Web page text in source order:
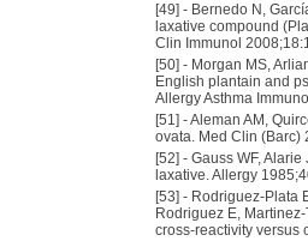
[49] - Bernedo N,
laxative compound
Clin Immunol
[50] - Morgan MS,
English plantain and
Allergy Asthma
[51] -Aleman AM,
ovata. Med Clin (Barc)
[52] - Gauss WF,
laxative. Allergy
[53] - Rodriguez-Plata
Rodriguez E,
cross-reactivity versus